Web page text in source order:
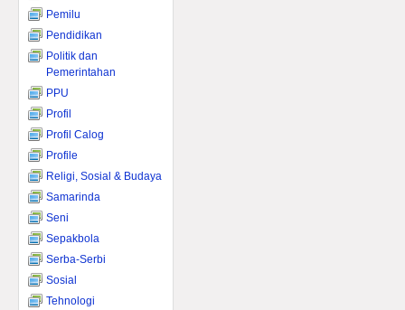
Pemilu
Pendidikan
Politik dan
Pemerintahan
PPU
Profil
Profil Calog
Profile
Religi, Sosial & Budaya
Samarinda
Seni
Sepakbola
Serba-Serbi
Sosial
Tehnologi